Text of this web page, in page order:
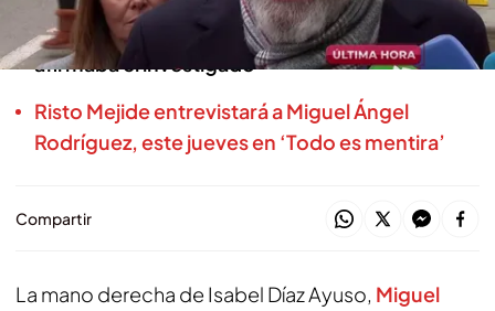
"Vengo como testigo y sin asistencia letrada",
afirmaba el investigado
Risto Mejide entrevistará a Miguel Ángel
Rodríguez, este jueves en ‘Todo es mentira’
Compartir
La mano derecha de Isabel Díaz Ayuso, Miguel